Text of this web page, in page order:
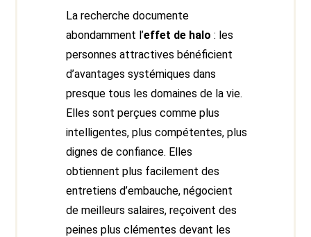
La recherche documente
abondamment l’effet de halo : les
personnes attractives bénéficient
d’avantages systémiques dans
presque tous les domaines de la vie.
Elles sont perçues comme plus
intelligentes, plus compétentes, plus
dignes de confiance. Elles
obtiennent plus facilement des
entretiens d’embauche, négocient
de meilleurs salaires, reçoivent des
peines plus clémentes devant les